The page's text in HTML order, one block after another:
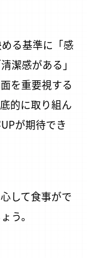
る基準に「感
潔感がある」
を重要視する
的に取り組ん
が期待でき
して食事がで
う。